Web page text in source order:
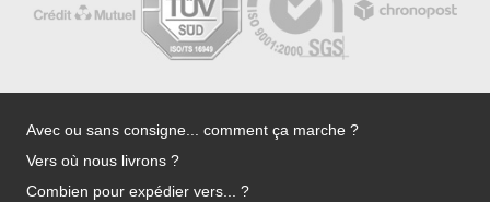
Avec ou sans consigne... comment ça marche ?
Vers où nous livrons ?
Combien pour expédier vers... ?